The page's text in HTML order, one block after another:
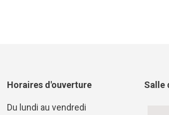
Horaires d'ouverture
Du lundi au vendredi
Salle